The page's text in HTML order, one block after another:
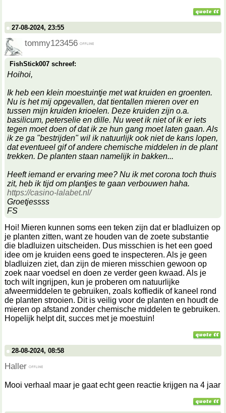
27-08-2024, 23:55
tommy123456
FishStick007 schreef:
Hoihoi,
Ik heb een klein moestuintje met wat kruiden en groenten.
Nu is het mij opgevallen, dat tientallen mieren over en
tussen mijn kruiden krioelen. Deze kruiden zijn o.a.
basilicum, peterselie en dille. Nu weet ik niet of ik er iets
tegen moet doen of dat ik ze hun gang moet laten gaan. Als
ik ze ga "bestrijden" wil ik natuurlijk ook niet de kans lopen,
dat eventueel gif of andere chemische middelen in de plant
trekken. De planten staan namelijk in bakken...
Heeft iemand er ervaring mee? Nu ik met corona toch thuis
zit, heb ik tijd om plantjes te gaan verbouwen haha.
https://casino-lalabet.nl/
Groetjessss
FS
Hoi! Mieren kunnen soms een teken zijn dat er bladluizen op
je planten zitten, want ze houden van de zoete substantie
die bladluizen uitscheiden. Dus misschien is het een goed
idee om je kruiden eens goed te inspecteren. Als je geen
bladluizen ziet, dan zijn de mieren misschien gewoon op
zoek naar voedsel en doen ze verder geen kwaad. Als je
toch wilt ingrijpen, kun je proberen om natuurlijke
afweermiddelen te gebruiken, zoals koffiedik of kaneel rond
de planten strooien. Dit is veilig voor de planten en houdt de
mieren op afstand zonder chemische middelen te gebruiken.
Hopelijk helpt dit, succes met je moestuin!
28-08-2024, 08:58
Haller
Mooi verhaal maar je gaat echt geen reactie krijgen na 4 jaar